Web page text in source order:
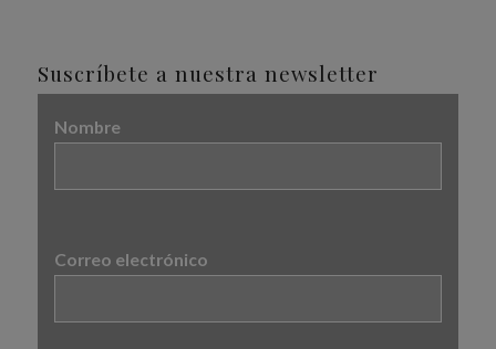
Suscríbete a nuestra newsletter
Nombre
Correo electrónico